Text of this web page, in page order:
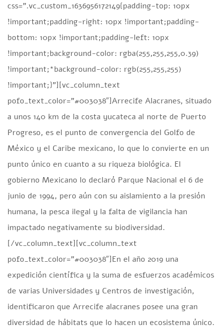
css=”.vc_custom_1636956172149{padding-top: 10px
!important;padding-right: 10px !important;padding-
bottom: 10px !important;padding-left: 10px
!important;background-color: rgba(255,255,255,0.39)
!important;*background-color: rgb(255,255,255)
!important;}”][vc_column_text
pofo_text_color=”#003038″]Arrecife Alacranes, situado
a unos 140 km de la costa yucateca al norte de Puerto
Progreso, es el punto de convergencia del Golfo de
México y el Caribe mexicano, lo que lo convierte en un
punto único en cuanto a su riqueza biológica. El
gobierno Mexicano lo declaró Parque Nacional el 6 de
junio de 1994, pero aún con su aislamiento a la presión
humana, la pesca ilegal y la falta de vigilancia han
impactado negativamente su biodiversidad.
[/vc_column_text][vc_column_text
pofo_text_color=”#003038″]En el año 2019 una
expedición científica y la suma de esfuerzos académicos
de varias Universidades y Centros de investigación,
identificaron que Arrecife alacranes posee una gran
diversidad de hábitats que lo hacen un ecosistema único.